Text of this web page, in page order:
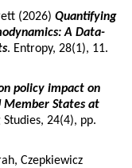
(2026) Quantifying
A Data-
. Entropy, 28(1), 11.
policy impact on
Member States at
24(4), pp.
Czepkiewicz